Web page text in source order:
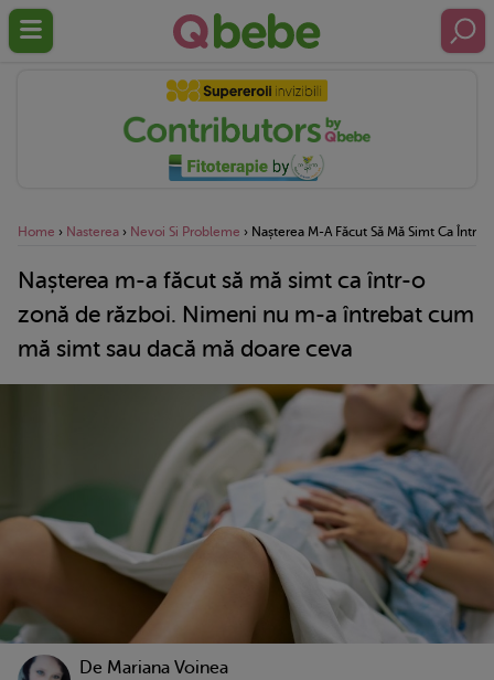
Home › Nasterea › Nevoi Si Probleme › Nașterea M-A Făcut Să Mă Simt Ca Într-
Nașterea m-a făcut să mă simt ca într-o
zonă de război. Nimeni nu m-a întrebat cum
mă simt sau dacă mă doare ceva
De Mariana Voinea